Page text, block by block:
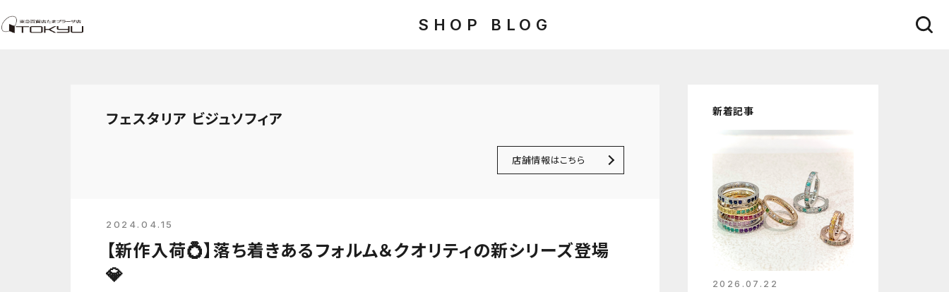
SHOP BLOG
フェスタリア ビジュソフィア
店舗情報はこちら
2024.04.15
【新作入荷💍】落ち着きあるフォルム＆クオリティの新シリーズ登場
💎
新着記事
2026.07.22